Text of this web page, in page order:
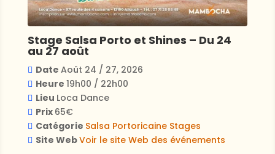
Stage Salsa Porto et Shines – Du 24
au 27 août
Date Août 24 / 27, 2026
Heure 19h00 / 22h00
Lieu Loca Dance
Prix 65€
Catégorie Salsa Portoricaine Stages
Site WebVoir le site Web des événements